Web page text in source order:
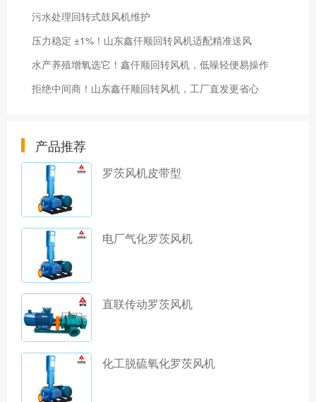
污水处理回转式鼓风机维护
压力稳定 ±1%！山东鑫仟顺回转风机适配精准送风
水产养殖增氧选它！鑫仟顺回转风机，低噪轻便易操作
拒绝中间商！山东鑫仟顺回转风机，工厂直发更省心
产品推荐
罗茨风机皮带型
电厂气化罗茨风机
直联传动罗茨风机
化工脱硫氧化罗茨风机